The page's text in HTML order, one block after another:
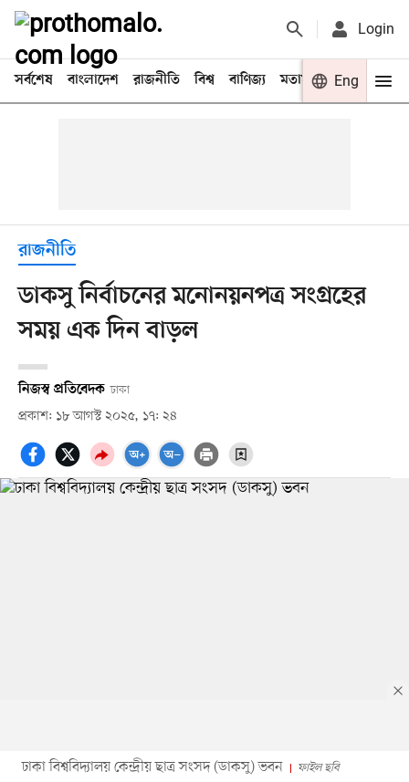
Login
সর্বশেষ বাংলাদেশ রাজনীতি বিশ্ব বাণিজ্য মতামত খেলা
Eng
রাজনীতি
ডাকসু নির্বাচনের মনোনয়নপত্র সংগ্রহের
সময় এক দিন বাড়ল
নিজস্ব প্রতিবেদক ঢাকা
প্রকাশ: ১৮ আগস্ট ২০২৫, ১৭: ২৪
ঢাকা বিশ্ববিদ্যালয় কেন্দ্রীয় ছাত্র সংসদ (ডাকসু) ভবন ফাইল ছবি